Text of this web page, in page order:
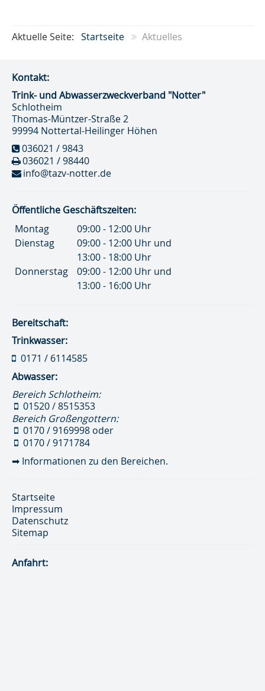
Aktuelle Seite: Startseite Aktuelles
Kontakt:
Trink- und Abwasser­zweckverband "Notter"
Schlotheim
Thomas-Müntzer-Straße 2
99994 Nottertal-Heilinger Höhen
036021 / 9843
036021 / 98440
info@tazv-notter.de
Öffentliche Geschäftszeiten:
Montag
09:00 - 12:00 Uhr
Dienstag
09:00 - 12:00 Uhr und
13:00 - 18:00 Uhr
Donnerstag
09:00 - 12:00 Uhr und
13:00 - 16:00 Uhr
Bereitschaft:
Trinkwasser:
0171 / 6114585
Abwasser:
Bereich Schlotheim:
01520 / 8515353
Bereich Großengottern:
0170 / 9169998 oder
0170 / 9171784
➡ Informationen zu den Bereichen.
Startseite
Impressum
Datenschutz
Sitemap
Anfahrt: